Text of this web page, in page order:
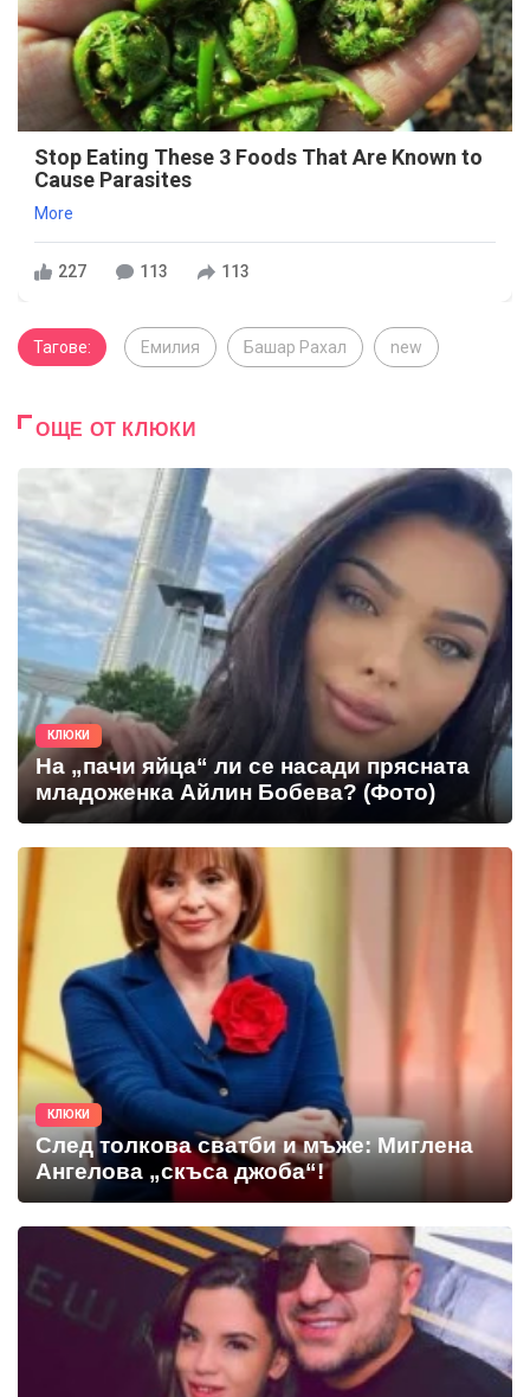
Stop Eating These 3 Foods That Are Known to
Cause Parasites
More
227 113 113
Тагове: Емилия Башар Рахал new
ОЩЕ ОТ КЛЮКИ
КЛЮКИ
На „пачи яйца“ ли се насади прясната
младоженка Айлин Бобева? (Фото)
КЛЮКИ
След толкова сватби и мъже: Миглена
Ангелова „скъса джоба“!